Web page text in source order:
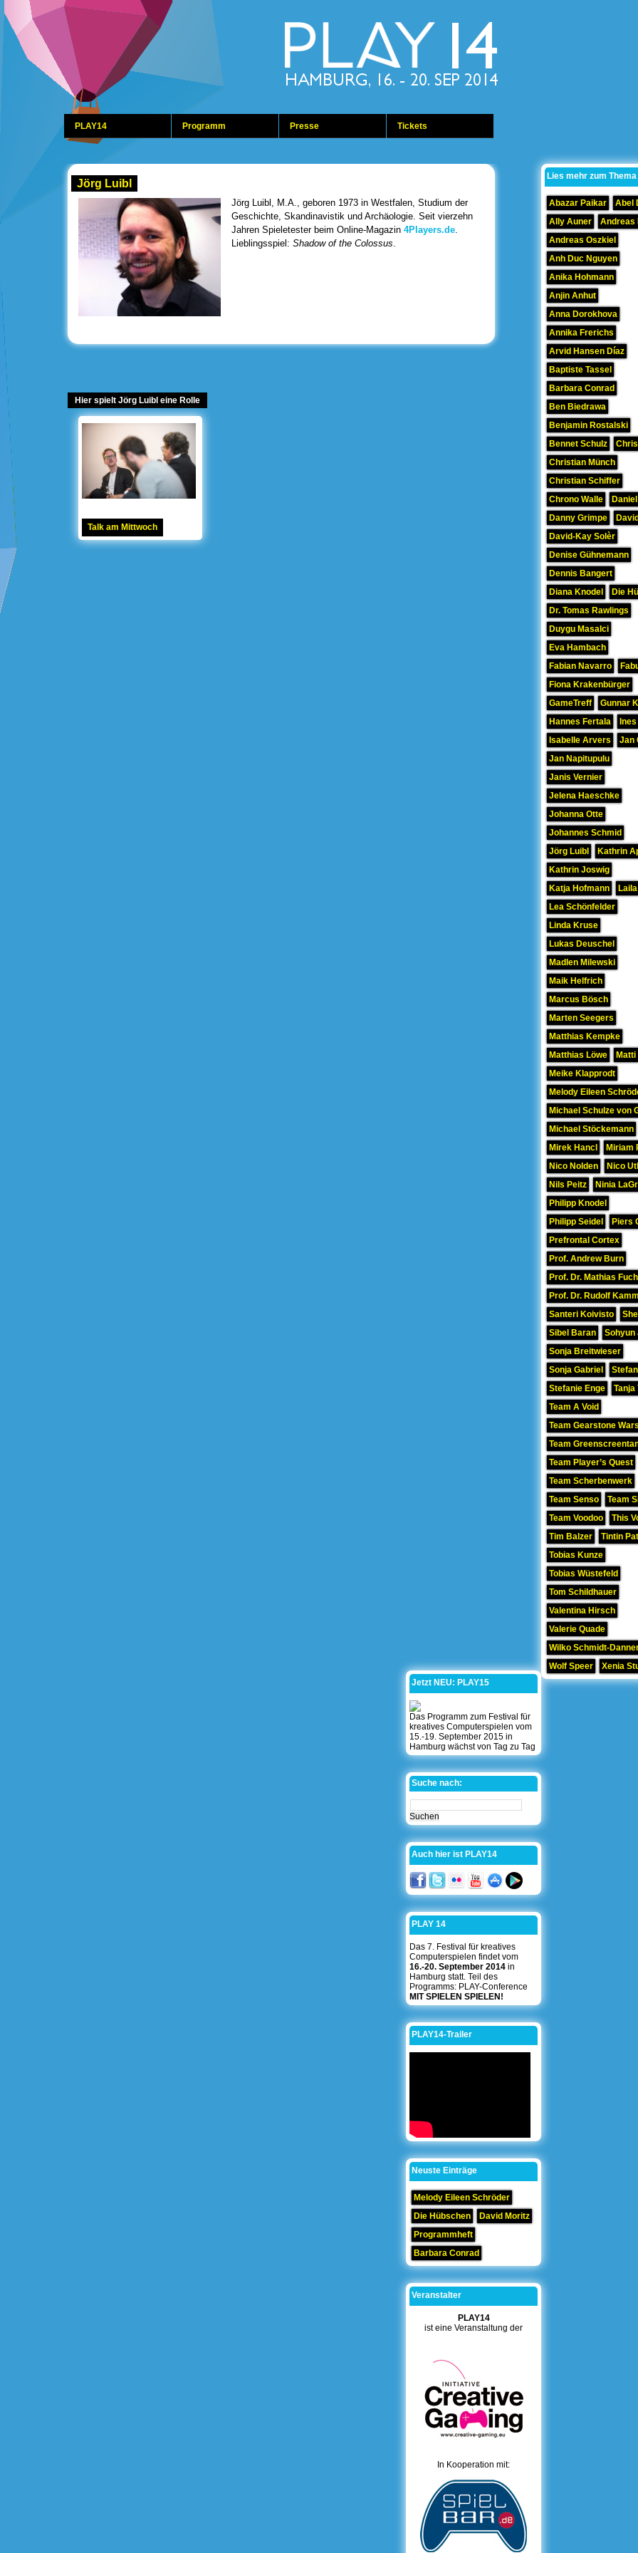
PLAY14 Programm Presse Tickets
Jörg Luibl
Jörg Luibl, M.A., geboren 1973 in Westfalen, Studium der
Geschichte, Skandinavistik und Archäologie. Seit vierzehn
Jahren Spieletester beim Online-Magazin 4Players.de.
Lieblingsspiel: Shadow of the Colossus.
Hier spielt Jörg Luibl eine Rolle
Talk am Mittwoch
Lies mehr zum Thema
Abazar Paikar
Abel
Ally Auner
Andreas
Andreas Oszkiel
Anh Duc Nguyen
Anika Hohmann
Anjin Anhut
Anna Dorokhova
Annika Frerichs
Arvid Hansen Díaz
Baptiste Tassel
Barbara Conrad
Ben Biedrawa
Benjamin Rostalski
Bennet Schulz
Christian Münch
Christian Schiffer
Chrono Walle
Danny Grimpe
David-Kay Solèr
Denise Gühnemann
Dennis Bangert
Diana Knodel
Die
Dr. Tomas Rawlings
Duygu Masalci
Eva Hambach
Fabian Navarro
Fiona Krakenbürger
GameTreff
Gunnar
Hannes Fertala
Isabelle Arvers
Jan
Jan Napitupulu
Janis Vernier
Jelena Haeschke
Johanna Otte
Johannes Schmid
Jörg Luibl
Kathrin
Kathrin Joswig
Katja Hofmann
Lea Schönfelder
Linda Kruse
Lukas Deuschel
Madlen Milewski
Maik Helfrich
Marcus Bösch
Marten Seegers
Matthias Kempke
Matthias Löwe
Matti
Meike Klapprodt
Melody Eileen
Michael Schulze von
Michael Stöckemann
Mirek Hancl
Miriam
Nico Nolden
Nico
Nils Peitz
Ninia
Philipp Knodel
Philipp Seidel
Piers
Prefrontal Cortex
Prof. Andrew Burn
Prof. Dr. Mathias
Prof. Dr. Rudolf
Santeri Koivisto
Sibel Baran
Sohyun
Sonja Breitwieser
Sonja Gabriel
Stefanie Enge
Tanja
Team A Void
Team Gearstone Wars
Team
Team Player’s Quest
Team Scherbenwerk
Team Senso
Team
Team Voodoo
This
Tim Balzer
Tintin
Tobias Kunze
Tobias Wüstefeld
Tom Schildhauer
Valentina Hirsch
Valerie Quade
Wilko Schmidt-
Wolf Speer
Xenia
Jetzt NEU: PLAY15
Das Programm zum Festival für
kreatives Computerspielen vom
15.-19. September 2015 in
Hamburg wächst von Tag zu Tag
Suche nach:
Auch hier ist PLAY14
PLAY 14
Das 7. Festival für kreatives
Computerspielen findet vom
16.-20. September 2014 in
Hamburg statt. Teil des
Programms: PLAY-Conference
MIT SPIELEN SPIELEN!
PLAY14-Trailer
Neuste Einträge
Melody Eileen Schröder
Die Hübschen
David Moritz
Programmheft
Barbara Conrad
Veranstalter
PLAY14
ist eine Veranstaltung der
In Kooperation mit: